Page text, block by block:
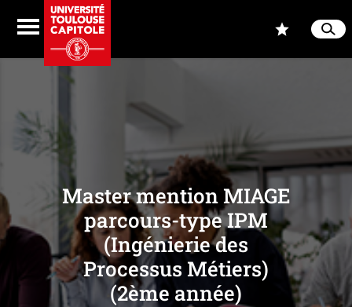
Menu
Master mention MIAGE
parcours-type IPM
(Ingénierie des
Processus Métiers)
(2ème année)